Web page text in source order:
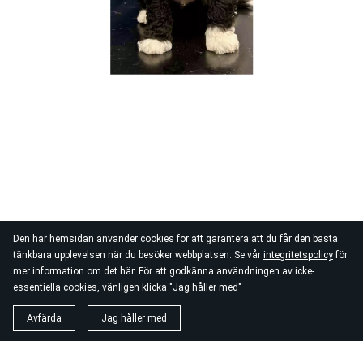
Den här hemsidan använder cookies för att garantera att du får den bästa
tänkbara upplevelsen när du besöker webbplatsen. Se vår integritetspolicyför
mer information om det här. För att godkänna användningen av icke-
essentiella cookies, vänligen klicka "Jag håller med"
Avfärda Jag håller med